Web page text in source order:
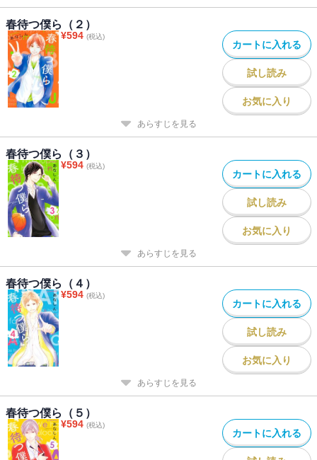
春待つ僕ら（２）
¥594 (税込)
カートに入れる
試し読み
お気に入り
あらすじを見る
春待つ僕ら（３）
¥594 (税込)
カートに入れる
試し読み
お気に入り
あらすじを見る
春待つ僕ら（４）
¥594 (税込)
カートに入れる
試し読み
お気に入り
あらすじを見る
春待つ僕ら（５）
¥594 (税込)
カートに入れる